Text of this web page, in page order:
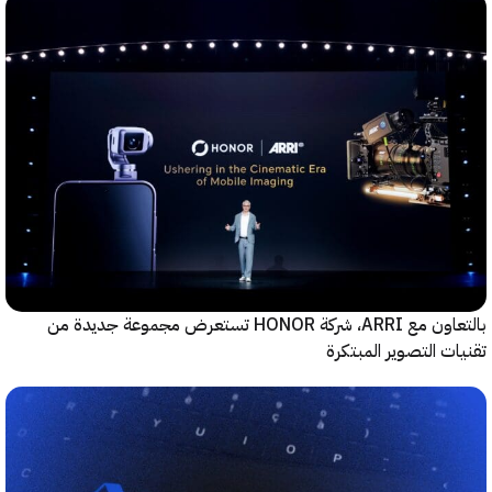
بالتعاون مع ARRI، شركة HONOR تستعرض مجموعة جديدة من
التصوير المبتكرة